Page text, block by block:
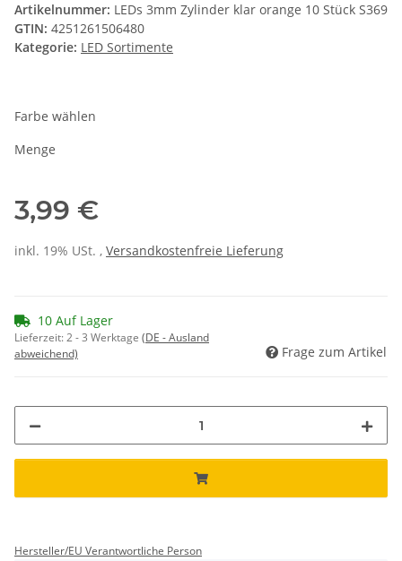
Artikelnummer: LEDs 3mm Zylinder klar orange 10 Stück S369
GTIN: 4251261506480
Kategorie: LED Sortimente
Farbe wählen
Menge
3,99 €
inkl. 19% USt. , Versandkostenfreie Lieferung
10 Auf Lager
Lieferzeit:2 - 3 Werktage (DE - Ausland
abweichend)
Frage zum Artikel
Hersteller/EU Verantwortliche Person